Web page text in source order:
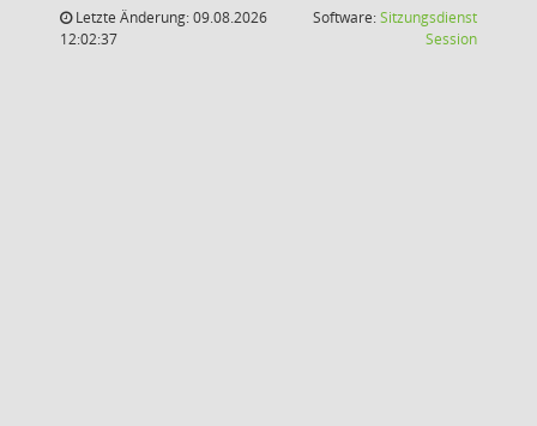
Letzte Änderung: 09.08.2026
12:02:37
Software:Sitzungsdienst
Session(Wird in